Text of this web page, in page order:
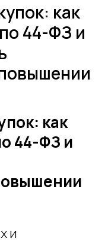
как
44-ФЗ и
как
44-ФЗ и
и